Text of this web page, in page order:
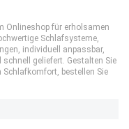
Onlineshop für erholsamen
Schlafsysteme,
individuell anpassbar,
geliefert. Gestalten Sie
Schlafkomfort, bestellen Sie